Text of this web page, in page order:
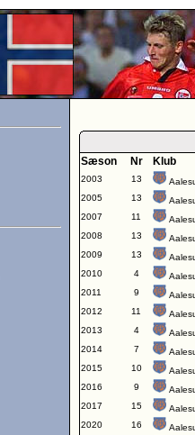
Sæson
Nr Klub
2003 13
2005
13
2007
11
2008
13
2009
13
2010
4
2011
9
2012
11
2013
4
2014
7
2015
10
2016
9
2017
15
2020
16